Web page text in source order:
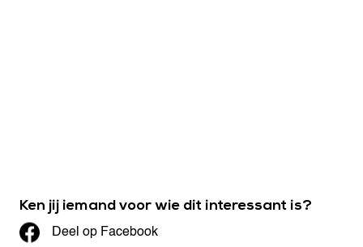
Ken jij iemand voor wie dit interessant is?
Deel op Facebook